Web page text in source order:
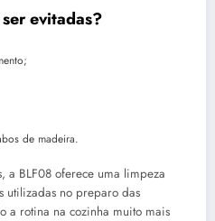
evitadas?
de madeira.
a BLF08 oferece uma limpeza
utilizadas no preparo das
a rotina na cozinha muito mais